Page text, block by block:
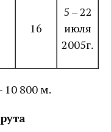
16
5 – 22
июля
2005г.
10 800 м.